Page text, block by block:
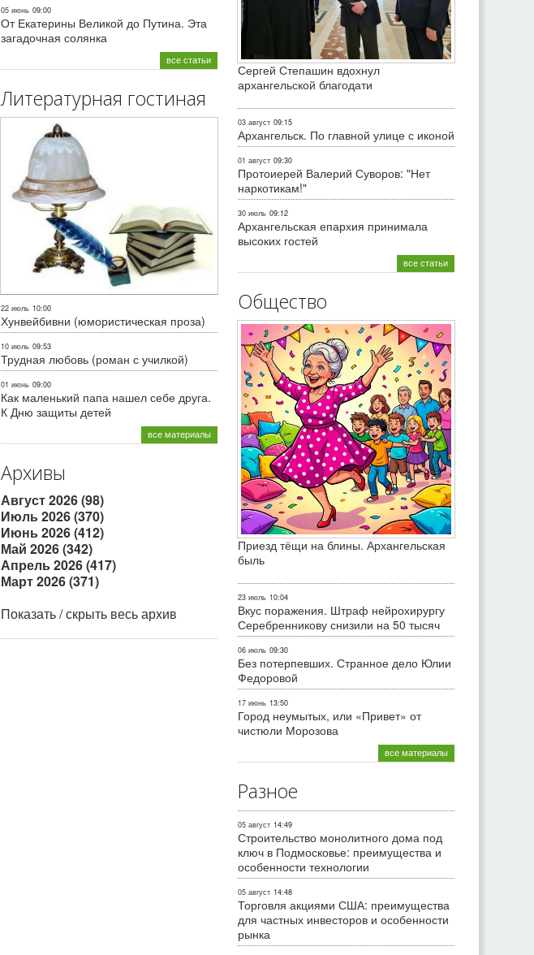
05 июнь 09:00
От Екатерины Великой до Путина. Эта
загадочная солянка
все статьи
Литературная гостиная
22 июль 10:00
Хунвейбивни (юмористическая проза)
10 июль 09:53
Трудная любовь (роман с училкой)
01 июнь 09:00
Как маленький папа нашел себе друга.
К Дню защиты детей
все материалы
Архивы
Август 2026 (98)
Июль 2026 (370)
Июнь 2026 (412)
Май 2026 (342)
Апрель 2026 (417)
Март 2026 (371)
Показать / скрыть весь архив
Сергей Степашин вдохнул
архангельской благодати
03 август 09:15
Архангельск. По главной улице с иконой
01 август 09:30
Протоиерей Валерий Суворов: "Нет
наркотикам!"
30 июль 09:12
Архангельская епархия принимала
высоких гостей
все статьи
Общество
Приезд тёщи на блины. Архангельская
быль
23 июль 10:04
Вкус поражения. Штраф нейрохирургу
Серебренникову снизили на 50 тысяч
06 июль 09:30
Без потерпевших. Странное дело Юлии
Федоровой
17 июнь 13:50
Город неумытых, или «Привет» от
чистюли Морозова
все материалы
Разное
05 август 14:49
Строительство монолитного дома под
ключ в Подмосковье: преимущества и
особенности технологии
05 август 14:48
Торговля акциями США: преимущества
для частных инвесторов и особенности
рынка